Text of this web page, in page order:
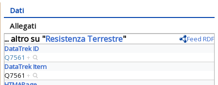
Dati
Allegati
... altro su "Resistenza Terrestre"
Feed RDF
DataTrek ID
Q7561 +
DataTrek Item
Q7561 +